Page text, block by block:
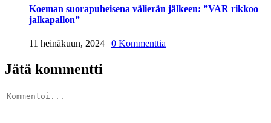
Koeman suorapuheisena välierän jälkeen: ”VAR rikkoo
jalkapallon”
11 heinäkuun, 2024 | 0 Kommenttia
Jätä kommentti
Kommentti